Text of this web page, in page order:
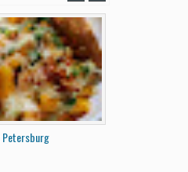
Petersburg